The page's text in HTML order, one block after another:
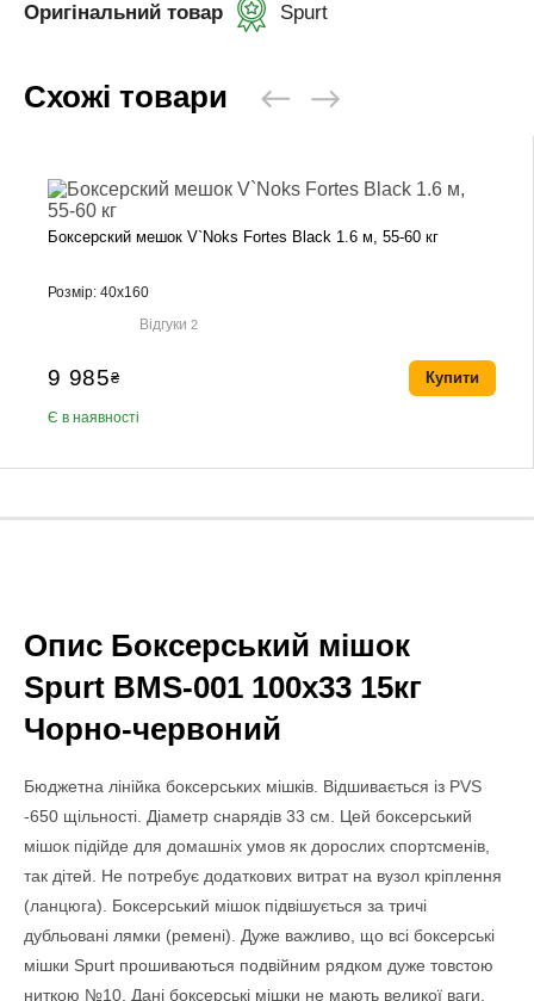
Оригінальний товар Spurt
Схожі товари
Боксерский мешок V`Noks Fortes Black 1.6 м, 55-60 кг
Розмір: 40х160
Відгуки2
9 985₴
Є в наявності
Купити
Опис Боксерський мішок
Spurt BMS-001 100х33 15кг
Чорно-червоний
Бюджетна лінійка боксерських мішків. Відшивається із PVS
-650 щільності. Діаметр снарядів 33 см. Цей боксерський
мішок підійде для домашніх умов як дорослих спортсменів,
так дітей. Не потребує додаткових витрат на вузол кріплення
(ланцюга). Боксерський мішок підвішується за тричі
дубльовані лямки (ремені). Дуже важливо, що всі боксерські
мішки Spurt прошиваються подвійним рядком дуже товстою
ниткою №10. Дані боксерські мішки не мають великої ваги,